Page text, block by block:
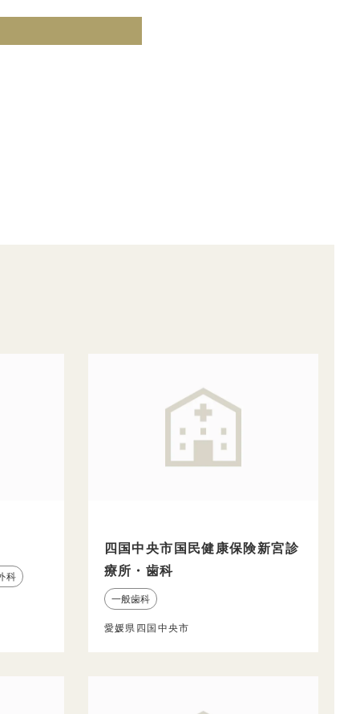
科
四国中央市国民健康保険新宮診
療所・歯科
一般歯科
愛媛県四国中央市